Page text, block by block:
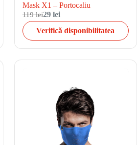
Mask X1 – Portocaliu
119 lei29 lei
Verifică disponibilitatea